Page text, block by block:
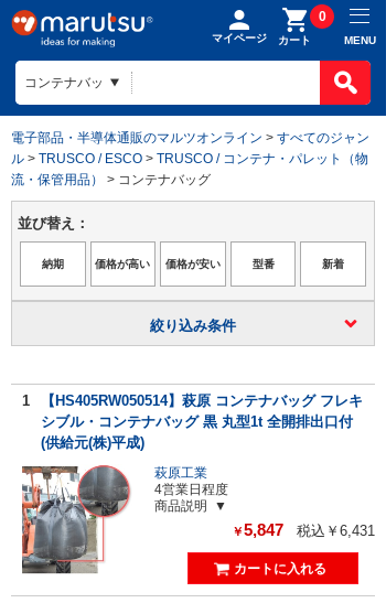
マイページ カート
0
MENU
電子部品・半導体通販のマルツオンライン > すべてのジャン
ル > TRUSCO / ESCO > TRUSCO / コンテナ・パレット（物
流・保管用品）
> コンテナバッグ
並び替え：
絞り込み条件
1
【HS405RW050514】萩原 コンテナバッグ フレキ
シブル・コンテナバッグ 黒 丸型1t 全開排出口付
(供給元(株)平成)
萩原工業
4営業日程度
商品説明
￥5,847 税込￥6,431